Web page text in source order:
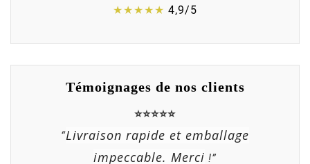
★★★★★ 4,9/5
Témoignages de nos clients
⭐⭐⭐⭐⭐
“Livraison rapide et emballage
impeccable. Merci !”